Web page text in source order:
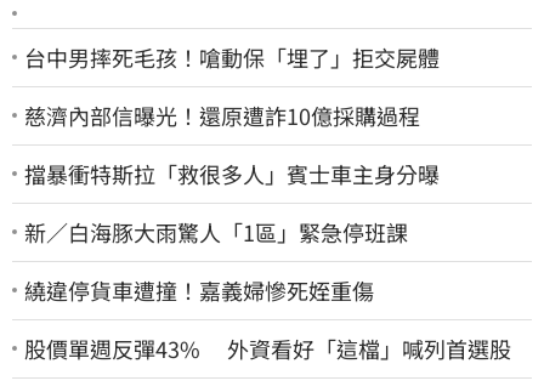
台中男摔死毛孩！嗆動保「埋了」拒交屍體
慈濟內部信曝光！還原遭詐10億採購過程
擋暴衝特斯拉「救很多人」賓士車主身分曝
新／白海豚大雨驚人「1區」緊急停班課
繞違停貨車遭撞！嘉義婦慘死姪重傷
股價單週反彈43% 外資看好「這檔」喊列首選股